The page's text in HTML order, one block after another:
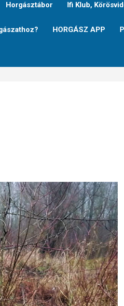
Horgásztábor Ifi Klub,
HORGÁSZ APP